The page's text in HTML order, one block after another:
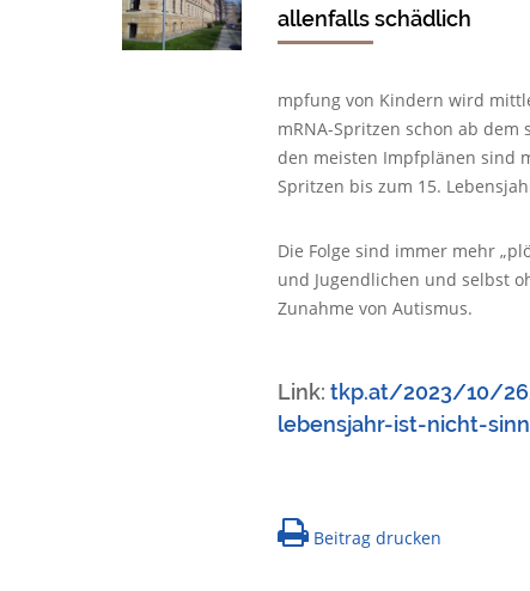
allenfalls schädlich
mpfung von Kindern wird
mRNA-Spritzen schon ab
den meisten Impfplänen sind
Spritzen bis zum 15.
Die Folge sind immer mehr
und Jugendlichen und selbst
Zunahme von Autismus.
Link: tkp.at/2023/10/
lebensjahr-ist-nicht-
Beitrag drucken